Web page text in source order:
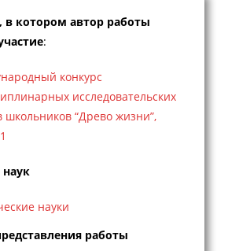
в котором автор работы
:
конкурс
исследовательских
школьников “Древо жизни”,
науки
работы